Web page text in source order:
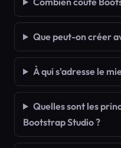
Que peut-on créer
À qui s'adresse le
Quelles sont les
Bootstrap Studio ?